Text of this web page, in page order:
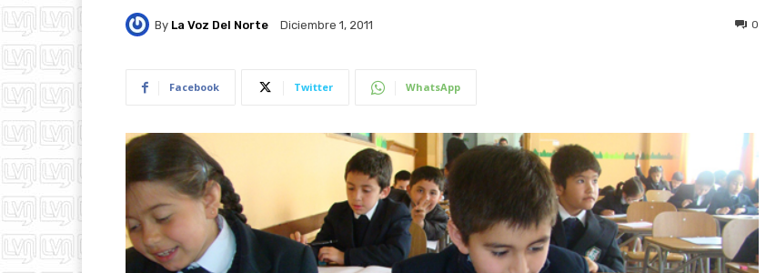
By La Voz Del Norte Diciembre 1, 2011 0
Facebook Twitter WhatsApp